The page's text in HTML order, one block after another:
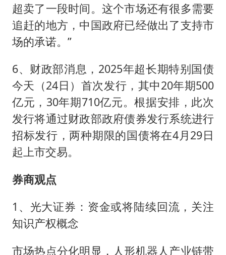
超卖了一段时间。这个市场还有很多需要
追赶的地方，中国政府已经做出了支持市
场的承诺。”
6、财政部消息，2025年超长期特别国债
今天（24日）首次发行，其中20年期500
亿元，30年期710亿元。根据安排，此次
发行将通过财政部政府债券发行系统进行
招标发行，两种期限的国债将在4月29日
起上市交易。
券商观点
1、光大证券：资金或将陆续回流，关注
知识产权概念
市场热点分化明显，人形机器人产业链带